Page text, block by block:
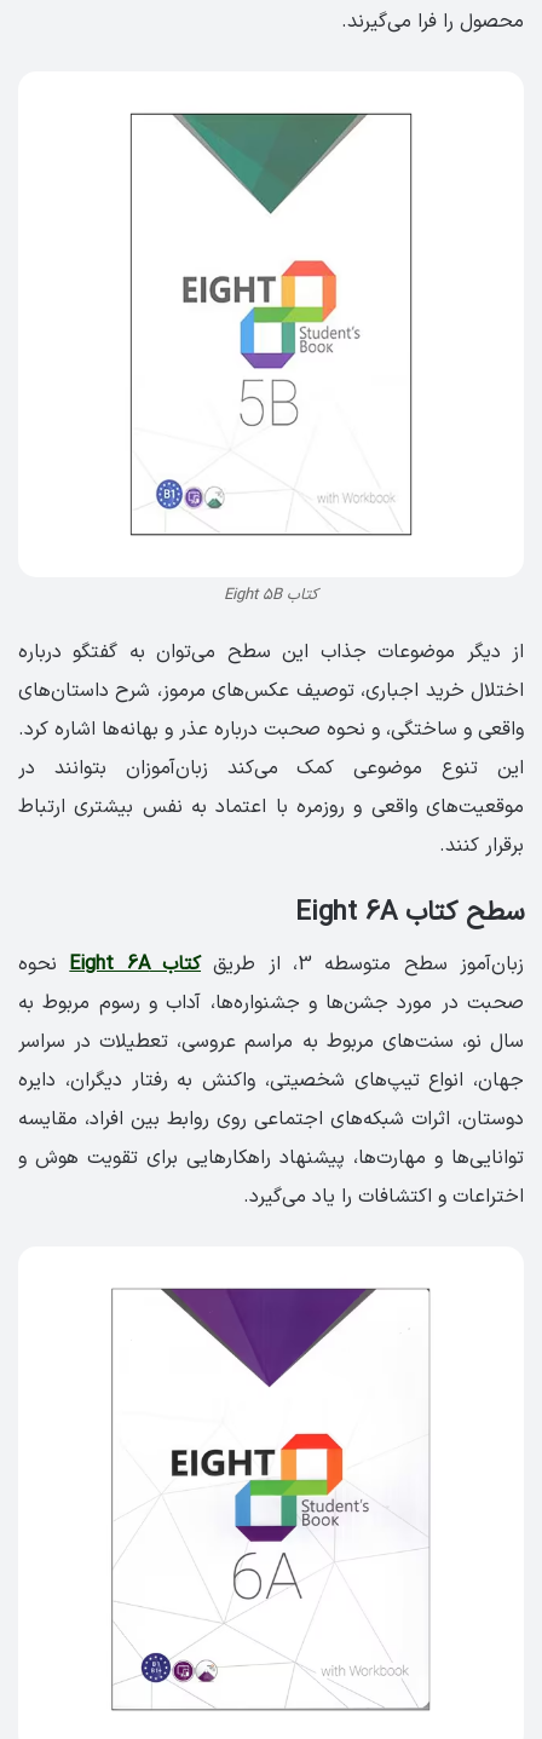
محصول را فرا می‌گیرند.
کتاب Eight 5B
از دیگر موضوعات جذاب این سطح می‌توان به گفتگو درباره
اختلال خرید اجباری، توصیف عکس‌های مرموز، شرح داستان‌های
واقعی و ساختگی، و نحوه صحبت درباره عذر و بهانه‌ها اشاره کرد.
این تنوع موضوعی کمک می‌کند زبان‌آموزان بتوانند در
موقعیت‌های واقعی و روزمره با اعتماد به نفس بیشتری ارتباط
برقرار کنند.
سطح کتاب Eight 6A
زبان‌آموز سطح متوسطه 3، از طریق کتاب Eight 6A
نحوه
صحبت در مورد جشن‌ها و جشنواره‌ها، آداب و رسوم مربوط به
سال نو، سنت‌های مربوط به مراسم عروسی، تعطیلات در سراسر
جهان، انواع تیپ‌های شخصیتی، واکنش به رفتار دیگران، دایره
دوستان، اثرات شبکه‌های اجتماعی روی روابط بین افراد، مقایسه
توانایی‌ها و مهارت‌ها، پیشنهاد راهکارهایی برای تقویت هوش و
اختراعات و اکتشافات را یاد می‌گیرد.